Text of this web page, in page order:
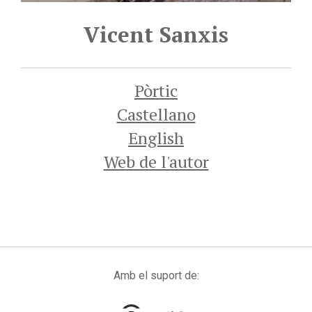
Vicent Sanxis
Pòrtic
Castellano
English
Web de l'autor
Amb el suport de: